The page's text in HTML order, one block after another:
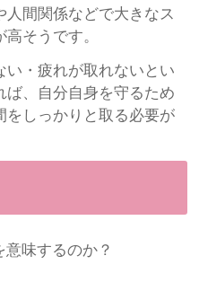
間関係などで大きなス
高そうです。
い・疲れが取れないとい
ば、自分自身を守るため
をしっかりと取る必要が